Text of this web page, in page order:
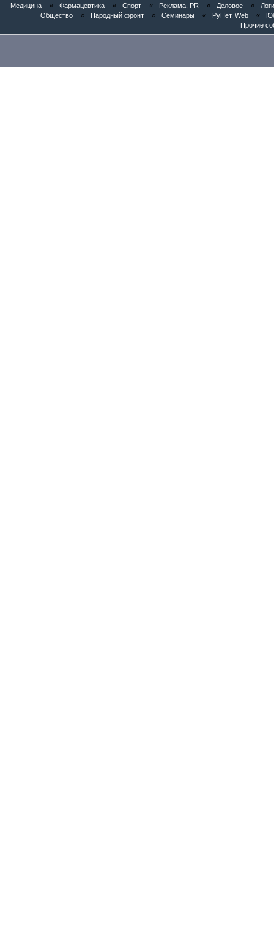
Медицина
« Фармацевтика « Спорт « Реклама, PR « Деловое «
Общество
« Народный фронт « Семинары « РуНет, Web «
Прочие